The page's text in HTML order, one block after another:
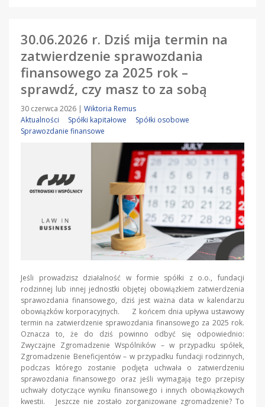
30.06.2026 r. Dziś mija termin na
zatwierdzenie sprawozdania
finansowego za 2025 rok –
sprawdź, czy masz to za sobą
30 czerwca 2026 | Wiktoria Remus
Aktualności
Spółki kapitałowe
Spółki osobowe
Sprawozdanie finansowe
Jeśli prowadzisz działalność w formie spółki z o.o., fundacji
rodzinnej lub innej jednostki objętej obowiązkiem zatwierdzenia
sprawozdania finansowego, dziś jest ważna data w kalendarzu
obowiązków korporacyjnych. Z końcem dnia upływa ustawowy
termin na zatwierdzenie sprawozdania finansowego za 2025 rok.
Oznacza to, że do dziś powinno odbyć się odpowiednio:
Zwyczajne Zgromadzenie Wspólników – w przypadku spółek,
Zgromadzenie Beneficjentów – w przypadku fundacji rodzinnych,
podczas którego zostanie podjęta uchwała o zatwierdzeniu
sprawozdania finansowego oraz jeśli wymagają tego przepisy
uchwały dotyczące wyniku finansowego i innych obowiązkowych
kwestii. Jeszcze nie zostało zorganizowane zgromadzenie? To